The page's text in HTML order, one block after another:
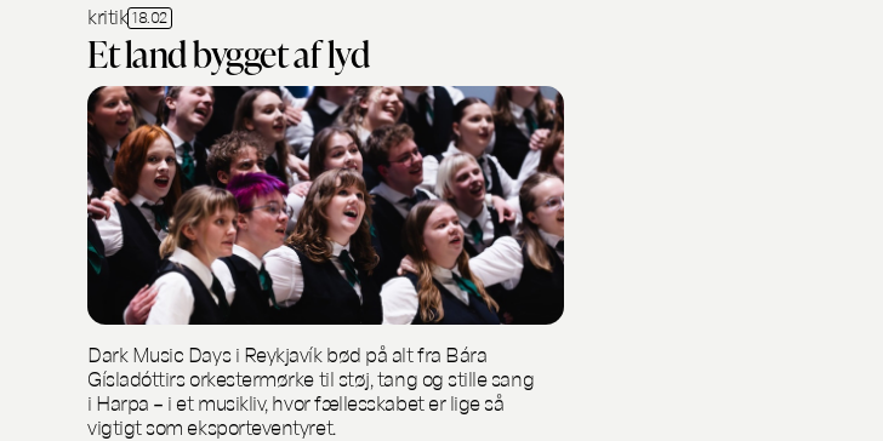
kritik 18.02
Et land bygget af lyd
Dark Music Days i Reykjavík bød på alt fra Bára
Gísladóttirs orkestermørke til støj, tang og stille sang
i Harpa – i et musikliv, hvor fællesskabet er lige så
vigtigt som eksporteventyret.